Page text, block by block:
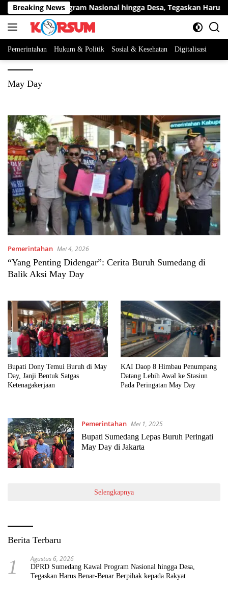
Langsung
ke
konten
Breaking News
Kawal Program Nasional hingga Desa, Tegaskan Harus
Pemerintahan Hukum & Politik Sosial & Kesehatan Digitalisasi
May Day
Pemerintahan Mei 4, 2026
“Yang Penting Didengar”: Cerita Buruh Sumedang di
Balik Aksi May Day
Bupati Dony Temui Buruh di May
Day, Janji Bentuk Satgas
Ketenagakerjaan
KAI Daop 8 Himbau Penumpang
Datang Lebih Awal ke Stasiun
Pada Peringatan May Day
Pemerintahan Mei 1, 2025
Bupati Sumedang Lepas Buruh Peringati
May Day di Jakarta
Selengkapnya
Berita Terbaru
1 Agustus 6, 2026
DPRD Sumedang Kawal Program Nasional hingga Desa,
Tegaskan Harus Benar-Benar Berpihak kepada Rakyat